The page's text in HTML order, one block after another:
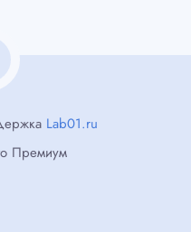
Премиум
Lab01.ru